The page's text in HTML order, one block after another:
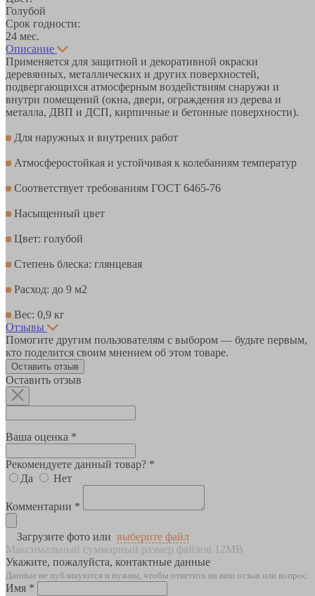
Голубой
Срок годности:
24 мес.
Описание
Применяется для защитной и декоративной окраски
деревянных, металлических и других поверхностей,
подвергающихся атмосферным воздействиям снаружи и
внутри помещений (окна, двери, ограждения из дерева и
металла, ДВП и ДСП, кирпичные и бетонные поверхности).
Для наружных и внутрених работ
Атмосферостойкая и устойчивая к колебаниям температур
Соответствует требованиям ГОСТ 6465-76
Насыщенный цвет
Цвет: голубой
Степень блеска: глянцевая
Расход: до 9 м2
Вес: 0,9 кг
Отзывы
Помогите другим пользователям с выбором — будьте первым,
кто поделится своим мнением об этом товаре.
Оставить отзыв
Оставить отзыв
Ваша оценка *
Рекомендуете данный товар? *
Да
Нет
Комментарии *
Загрузите фото или выберите файл
Максимальный суммарный размер файлов 12MB
Укажите, пожалуйста, контактные данные
Данные не публикуются и нужны, чтобы ответить на ваш отзыв или вопрос
Имя *